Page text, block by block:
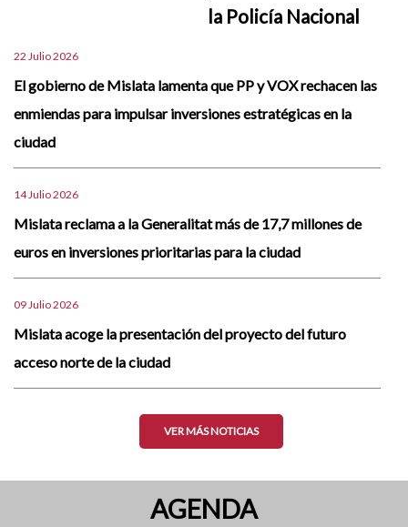
la Policía Nacional
22 Julio 2026
El gobierno de Mislata lamenta que PP y VOX rechacen las
enmiendas para impulsar inversiones estratégicas en la
ciudad
14 Julio 2026
Mislata reclama a la Generalitat más de 17,7 millones de
euros en inversiones prioritarias para la ciudad
09 Julio 2026
Mislata acoge la presentación del proyecto del futuro
acceso norte de la ciudad
VER MÁS NOTICIAS
AGENDA